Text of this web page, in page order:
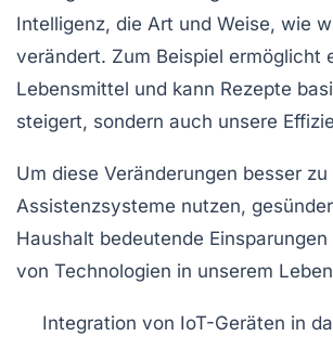
Intelligenz, die Art und Weise, wie
verändert. Zum Beispiel ermöglicht
Lebensmittel und kann Rezepte
steigert, sondern auch unsere
Um diese Veränderungen besser
Assistenzsysteme nutzen,
Haushalt bedeutende
von Technologien in unserem
Integration von IoT-Geräten in